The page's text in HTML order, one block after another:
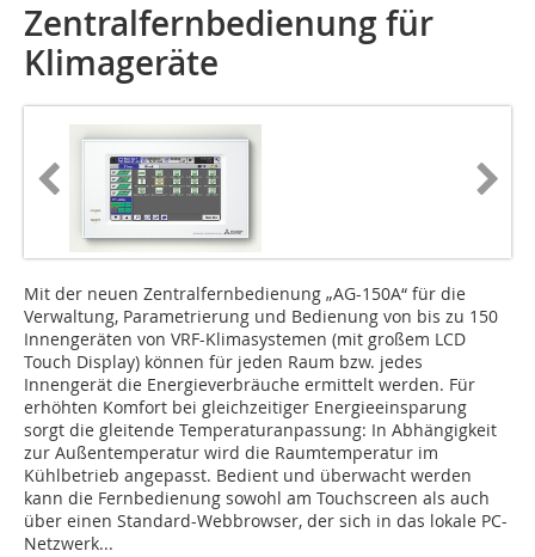
Zentralfernbedienung für
Klimageräte
Mit der neuen Zentralfernbedienung „AG-150A“ für die
Verwaltung, Parame­trierung und Bedienung von bis zu 150
Innengeräten von VRF-Klimasystemen (mit großem LCD
Touch Display) können für jeden Raum bzw. jedes
Innengerät die Energieverbräuche ermittelt werden. Für
erhöhten Komfort bei gleichzeitiger Energieeinsparung
sorgt die gleitende Temperaturanpassung: In Abhängigkeit
zur Außentemperatur wird die Raumtemperatur im
Kühlbetrieb angepasst. Bedient und überwacht werden
kann die Fernbedienung sowohl am Touchscreen als auch
über einen Standard-Webbrowser, der sich in das lokale PC-
Netzwerk...